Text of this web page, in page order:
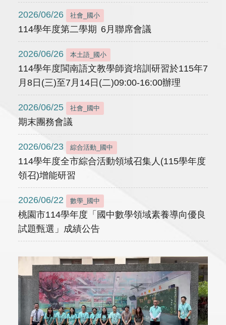
2026/06/26 社會_國小
114學年度第二學期 6月聯席會議
2026/06/26 本土語_國小
114學年度閩南語文教學師資培訓研習於115年7
月8日(三)至7月14日(二)09:00-16:00辦理
2026/06/25 社會_國中
期末團務會議
2026/06/23 綜合活動_國中
114學年度全市綜合活動領域召集人(115學年度
領召)增能研習
2026/06/22 數學_國中
桃園市114學年度「國中數學領域素養導向優良
試題甄選」成績公告